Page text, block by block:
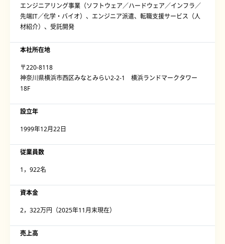
エンジニアリング事業（ソフトウェア／ハードウェア／インフラ／
先端IT／化学・バイオ）、エンジニア派遣、転職支援サービス（人
材紹介）、受託開発
本社所在地
〒220-8118
神奈川県横浜市西区みなとみらい2-2-1 横浜ランドマークタワー
18F
設立年
1999年12月22日
従業員数
1，922名
資本金
2，322万円（2025年11月末現在）
売上高